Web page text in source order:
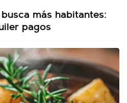
más habitantes:
pagos